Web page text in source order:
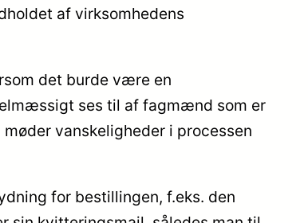
af virksomhedens
det burde være en
ses til af fagmænd som er
vanskeligheder i processen
for bestillingen, f.eks. den